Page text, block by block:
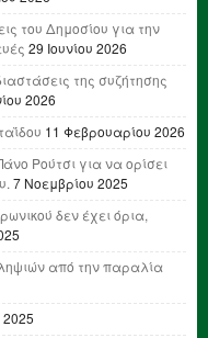
του Δημοσίου για την
29 Ιουνίου 2026
της συζήτησης
2026
11 Φεβρουαρίου 2026
Ρούτσι για να ορίσει
7 Νοεμβρίου 2025
δεν έχει όρια,
από την παραλία